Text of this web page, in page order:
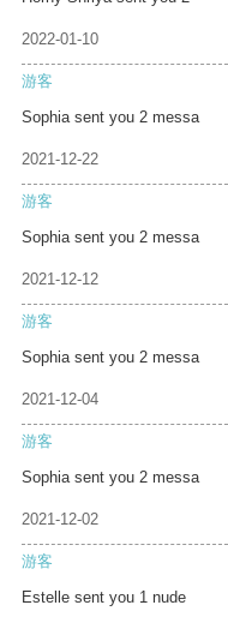
2022-01-10
游客
Sophia sent you 2 messa
2021-12-22
游客
Sophia sent you 2 messa
2021-12-12
游客
Sophia sent you 2 messa
2021-12-04
游客
Sophia sent you 2 messa
2021-12-02
游客
Estelle sent you 1 nude